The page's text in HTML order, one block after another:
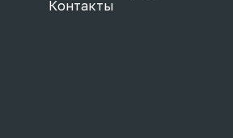
Контакты